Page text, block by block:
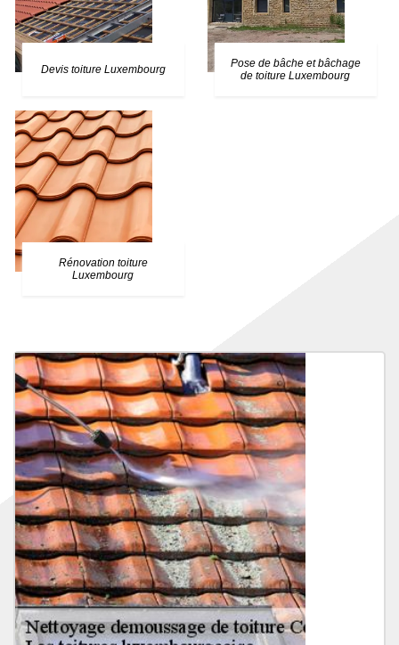
Devis toiture Luxembourg
Pose de bâche et bâchage
de toiture Luxembourg
Rénovation toiture
Luxembourg